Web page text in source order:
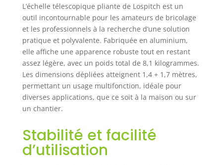
de l'échelle puisse
être ajustée selon
les besoins. Sûr :
chaque section de
l'échelle
télescopique en
aluminium est
conçue pour
s'ouvrir et se
fermer en toute
Les marches
antidérapantes et
L’échelle télescopique pliante de Lospitch est un
outil incontournable pour les amateurs de bricolage
et les professionnels à la recherche d’une solution
pratique et polyvalente. Fabriquée en aluminium,
elle affiche une apparence robuste tout en restant
assez légère, avec un poids total de 8,1 kilogrammes.
Les dimensions dépliées atteignent 1,4 + 1,7 mètres,
permettant un usage multifonction, idéale pour
diverses applications, que ce soit à la maison ou sur
un chantier.
Stabilité et facilité
d’utilisation